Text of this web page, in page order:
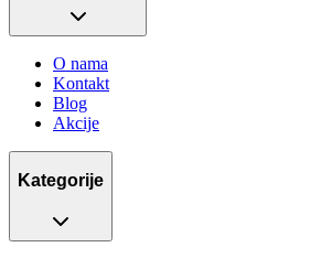
O nama
Kontakt
Blog
Akcije
Kategorije